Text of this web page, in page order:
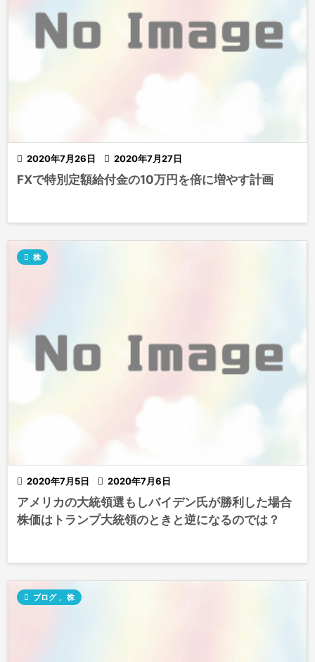
 2020年7月26日  2020年7月27日
FXで特別定額給付金の10万円を倍に増やす計画
 2020年7月5日  2020年7月6日
 株
アメリカの大統領選もしバイデン氏が勝利した場合
株価はトランプ大統領のときと逆になるのでは？
 ブログ , 株